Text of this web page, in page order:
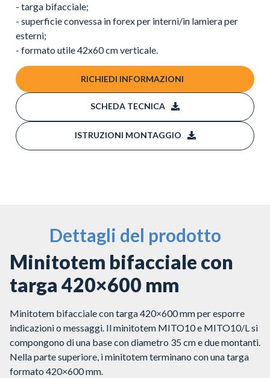
- targa bifacciale;
- superficie convessa in forex per interni/in lamiera per
esterni;
- formato utile 42x60 cm verticale.
RICHIEDI INFORMAZIONI
SCHEDA TECNICA
ISTRUZIONI MONTAGGIO
Dettagli del prodotto
Minitotem bifacciale con
targa 420×600 mm
Minitotem bifacciale con targa 420×600 mm per esporre
indicazioni o messaggi. Il minitotem MITO10 e MITO10/L si
compongono di una base con diametro 35 cm e due montanti.
Nella parte superiore, i minitotem terminano con una targa
formato 420×600 mm.